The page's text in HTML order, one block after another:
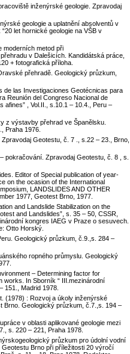
inženýrské geologie. Zpravodaj
geologie a uplatnění absolventů v
let hornické geologie na VŠB v
moderních metod při
v Dalešicích. Kandidátská práce,
+ fotografická příloha.
přehradě. Geologický průzkum,
de las Investigaciones Geotécnicas para
Reunión del Congreso Nacional de
afines” , Vol.II., s.10.1 – 10.4., Peru –
z výstavby přehrad ve Španělsku.
Praha 1976.
Geotestu, č. 7 ., s.22 – 23., Brno,
pokračování. Zpravodaj Geotestu, č. 8 , s.
Editor of Special publication of year-
on the ocasion of the International
LANDSLIDES AND OTHER
1977, Geotest Brno, 1977.
and Landslide Stabilization on the
and Landslides”, s. 35 – 50, CSSR,
kongres IAEG v Praze o sesuvech.
Otto Horský.
Geologický průzkum, č.9.,s. 284 –
ropného průmyslu. Geologický
– Determining factor for
works. In Sborník “ III.mezinárodní
151., Madrid 1978.
(1978) : Rozvoj a úkoly inženýrské
Brno. Geologický průzkum, č.7.,s. 194 –
v oblasti aplikované geologie mezi
s. 220 – 221, Praha 1978.
průzkum pro údolní vodní
Brno při příležitosti 20 výročí